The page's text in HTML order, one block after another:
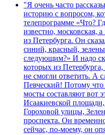
"Я очень часто
историю с вопросом,
телепрограмме «Что?
известно, московская,
из Петербурга. Он
синий, красный,
следующим?» И надо
которых из
не смогли ответить. А
Певческий! Потому
мосты составляют вот
Исаакиевской
Гороховой улицы,
проспекта. Он
сейчас, по-моему, он